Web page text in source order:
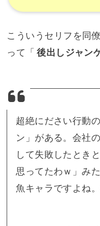
こういうセリフを同
って「 後出しジャン
超絶にださい行動
ン」がある。会社
して失敗したとき
思ってたわｗ」み
魚キャラですよね